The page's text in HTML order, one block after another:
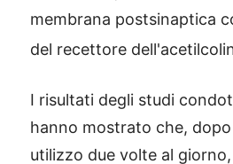
membrana postsinaptica
del recettore
I risultati degli studi
hanno mostrato che,
utilizzo due volte al